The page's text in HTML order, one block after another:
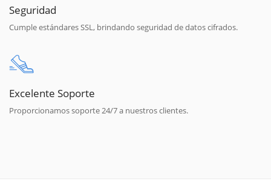
Seguridad
Cumple estándares SSL, brindando seguridad de datos cifrados.
Excelente Soporte
Proporcionamos soporte 24/7 a nuestros clientes.